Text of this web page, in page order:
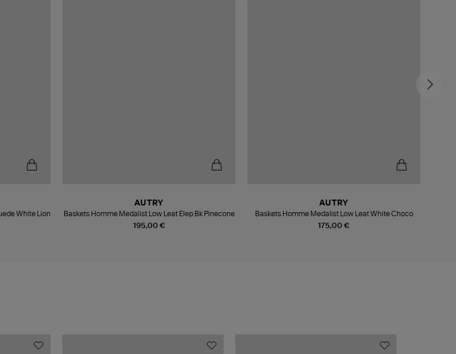
White Lion
195,00 €
AUTRY
Baskets Homme Medalist Low Leat Elep Bk Pinecone
175,00 €
AUTRY
Baskets Homme Medalist Low Leat White Choco